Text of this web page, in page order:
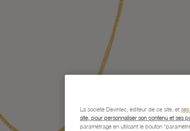
La société Devinlec, éditeur de ce site, et
site, pour personnaliser son contenu et ses
paramétrage en utilisant le bouton